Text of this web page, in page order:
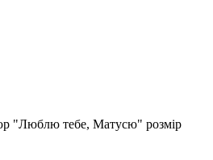
"Люблю тебе, Матусю" розмір